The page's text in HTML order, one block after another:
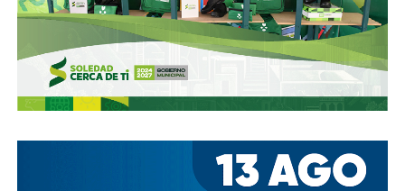
se otorgó la concesión para la administración de El
Realito, ni Slim ni Martínez ni los copresidentes de
Televisa tenían sus actuales injerencias en Aquos, por
lo que se podría decir que ésta fue heredada, y acabó
dejando el control de la presa en las manos de cuatro de
al menos tres intentos de rescindir o
modificar el contrato se han hecho sin haber